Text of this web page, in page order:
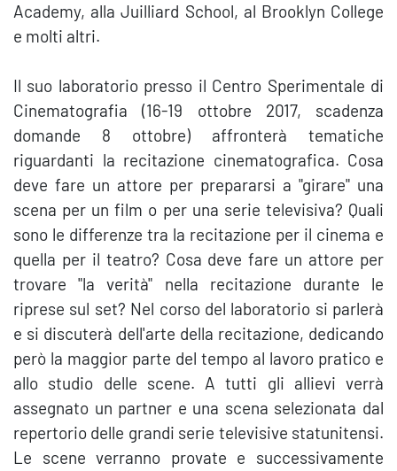
Academy, alla Juilliard School, al Brooklyn College
e molti altri.
Il suo laboratorio presso il Centro Sperimentale di
Cinematografia (16-19 ottobre 2017, scadenza
domande 8 ottobre) affronterà tematiche
riguardanti la recitazione cinematografica. Cosa
deve fare un attore per prepararsi a "girare" una
scena per un film o per una serie televisiva? Quali
sono le differenze tra la recitazione per il cinema e
quella per il teatro? Cosa deve fare un attore per
trovare "la verità" nella recitazione durante le
riprese sul set? Nel corso del laboratorio si parlerà
e si discuterà dell'arte della recitazione, dedicando
però la maggior parte del tempo al lavoro pratico e
allo studio delle scene. A tutti gli allievi verrà
assegnato un partner e una scena selezionata dal
repertorio delle grandi serie televisive statunitensi.
Le scene verranno provate e successivamente